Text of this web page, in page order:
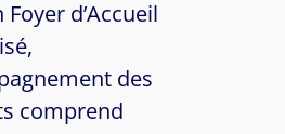
Foyer d’Accueil
des
comprend